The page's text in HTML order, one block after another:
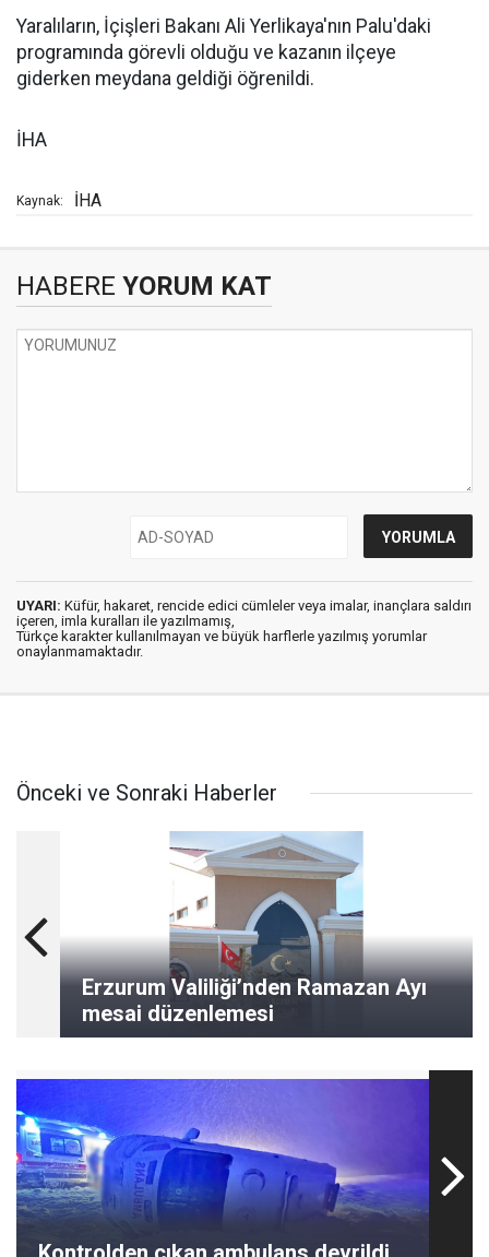
Yaralıların, İçişleri Bakanı Ali Yerlikaya'nın Palu'daki
programında görevli olduğu ve kazanın ilçeye
giderken meydana geldiği öğrenildi.
İHA
Kaynak: İHA
HABERE YORUM KAT
UYARI: Küfür, hakaret, rencide edici cümleler veya imalar, inançlara saldırı
içeren, imla kuralları ile yazılmamış,
Türkçe karakter kullanılmayan ve büyük harflerle yazılmış yorumlar
onaylanmamaktadır.
Önceki ve Sonraki Haberler
Erzurum Valiliği’nden Ramazan Ayı
mesai düzenlemesi